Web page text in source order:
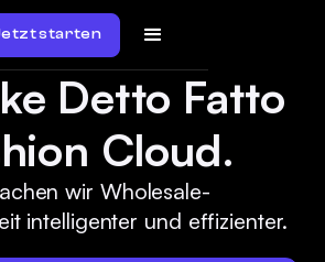
starten
Detto Fatto
Cloud.
wir Wholesale-
intelligenter und effizienter.